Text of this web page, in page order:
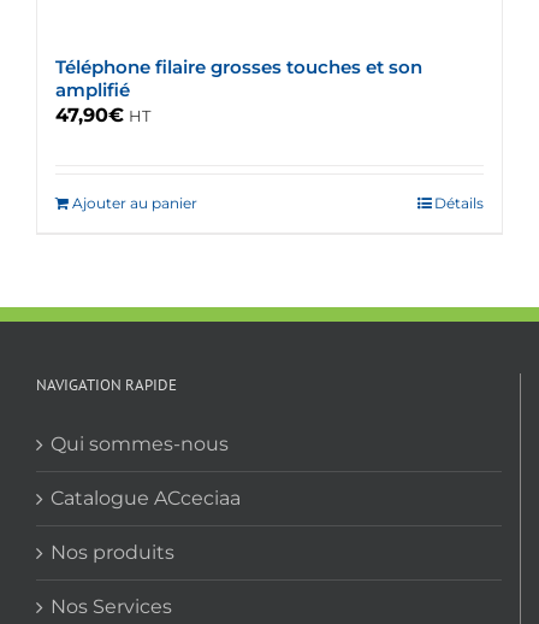
Téléphone filaire grosses touches et son
amplifié
47,90€ HT
Ajouter au panier Détails
NAVIGATION RAPIDE
Qui sommes-nous
Catalogue ACceciaa
Nos produits
Nos Services